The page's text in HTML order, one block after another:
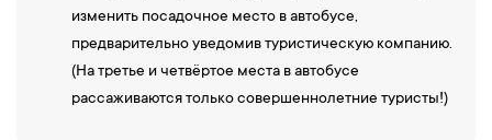
изменить посадочное место в автобусе,
предварительно уведомив туристическую компанию.
(На третье и четвёртое места в автобусе
рассаживаются только совершеннолетние туристы!)